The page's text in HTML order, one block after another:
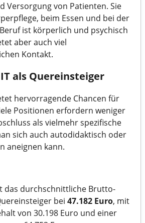
Versorgung von Patienten. Sie
beim Essen und bei der
ist körperlich und psychisch
aber auch viel
Kontakt.
als Quereinsteiger
hervorragende Chancen für
Positionen erfordern weniger
als vielmehr spezifische
sich auch autodidaktisch oder
aneignen kann.
das durchschnittliche Brutto-
bei 47.182 Euro, mit
von 30.198 Euro und einer